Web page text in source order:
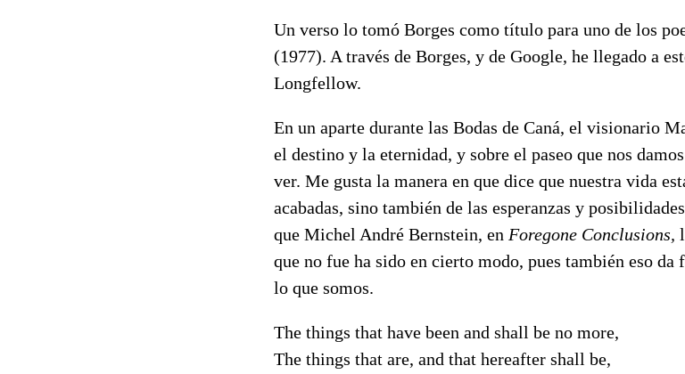
Un verso lo tomó Borges como título para uno de los
(1977). A través de Borges, y de Google, he llegado a
Longfellow.
En un aparte durante las Bodas de Caná, el visionario
el destino y la eternidad, y sobre el paseo que nos
ver. Me gusta la manera en que dice que nuestra vida
acabadas, sino también de las esperanzas y
que Michel André Bernstein, en Foregone Conclusions,
que no fue ha sido en cierto modo, pues también eso da
lo que somos.
The things that have been and shall be no more,
The things that are, and that hereafter shall be,